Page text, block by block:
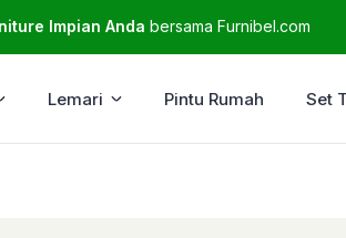
Impian Anda bersama Furnibel.com
Lemari Pintu Rumah Set